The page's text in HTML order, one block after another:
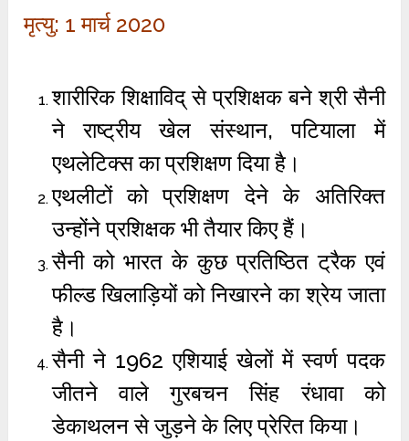
मृत्यु: 1 मार्च 2020
शारीरिक शिक्षाविद् से प्रशिक्षक बने श्री सैनी
ने राष्ट्रीय खेल संस्थान, पटियाला में
एथलेटिक्स का प्रशिक्षण दिया है।
एथलीटों को प्रशिक्षण देने के अतिरिक्त
उन्होंने प्रशिक्षक भी तैयार किए हैं।
सैनी को भारत के कुछ प्रतिष्ठित ट्रैक एवं
फील्ड खिलाड़ियों को निखारने का श्रेय जाता
है।
सैनी ने 1962 एशियाई खेलों में स्वर्ण पदक
जीतने वाले गुरबचन सिंह रंधावा को
डेकाथलन से जुड़ने के लिए प्रेरित किया।